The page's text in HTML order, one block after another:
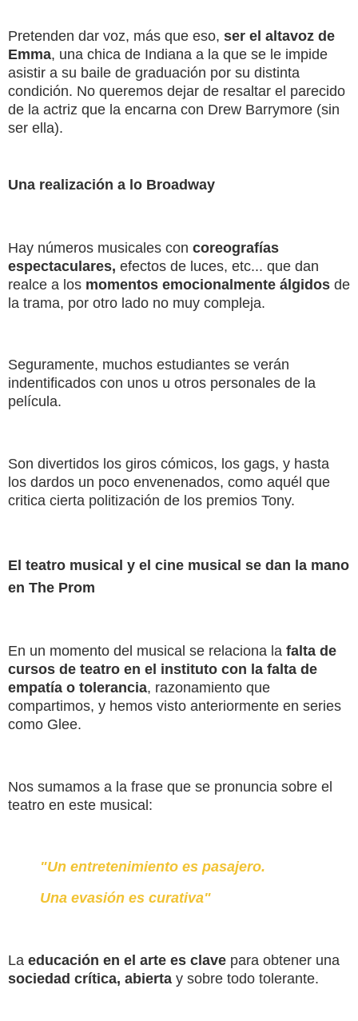
Pretenden dar voz, más que eso, ser el altavoz de
Emma, una chica de Indiana a la que se le impide
asistir a su baile de graduación por su distinta
condición. No queremos dejar de resaltar el parecido
de la actriz que la encarna con Drew Barrymore (sin
ser ella).
Una realización a lo Broadway
Hay números musicales con coreografías
espectaculares, efectos de luces, etc... que dan
realce a los momentos emocionalmente álgidos de
la trama, por otro lado no muy compleja.
Seguramente, muchos estudiantes se verán
indentificados con unos u otros personales de la
película.
Son divertidos los giros cómicos, los gags, y hasta
los dardos un poco envenenados, como aquél que
critica cierta politización de los premios Tony.
El teatro musical y el cine musical se dan la mano
en The Prom
En un momento del musical se relaciona la falta de
cursos de teatro en el instituto con la falta de
empatía o tolerancia, razonamiento que
compartimos, y hemos visto anteriormente en series
como Glee.
Nos sumamos a la frase que se pronuncia sobre el
teatro en este musical:
"Un entretenimiento es pasajero.
Una evasión es curativa"
La educación en el arte es clave para obtener una
sociedad crítica, abierta y sobre todo tolerante.